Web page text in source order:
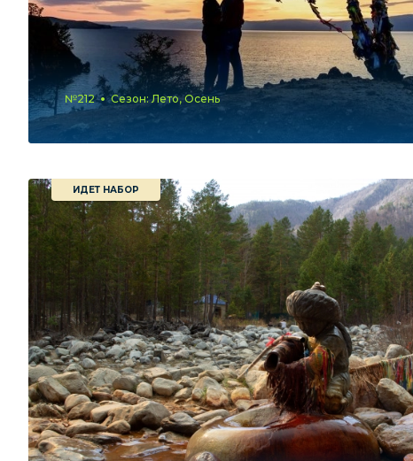
№212 Сезон: Лето, Осень
ИДЕТ НАБОР